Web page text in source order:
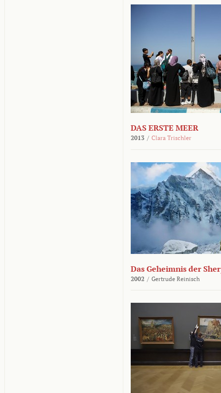
DAS ERSTE MEER
2013 / Clara Trischler
Das Geheimnis der
2002 / Gertrude Reinisch